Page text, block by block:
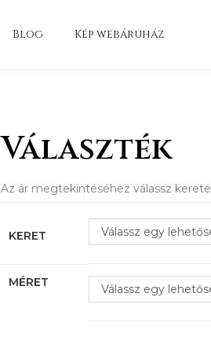
Blog Kép webáruház
Választék
Az ár megtekintéséhez válassz
KERET Válassz egy
MÉRET Válassz egy